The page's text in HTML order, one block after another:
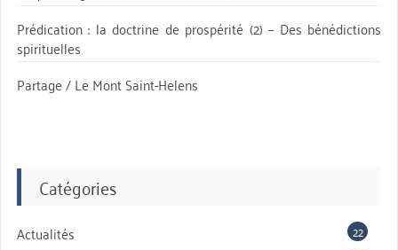
Prédication : la doctrine de prospérité (2) – Des bénédictions
spirituelles
Partage / Le Mont Saint-Helens
Catégories
Actualités 22